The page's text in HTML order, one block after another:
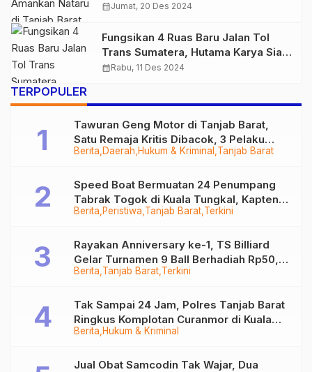
calendar_monthJumat, 20 Des 2024
Fungsikan 4 Ruas Baru Jalan Tol
Trans Sumatera, Hutama Karya Siap
Dukung Kelancaran Natal 2024 dan
calendar_monthRabu, 11 Des 2024
TERPOPULER
Berita Daerah Hukum & Kriminal Tanjab Barat
Tawuran Geng Motor di Tanjab Barat,
Satu Remaja Kritis Dibacok, 3 Pelaku
Ditangkap
Berita Peristiwa Tanjab Barat Terkini
Speed Boat Bermuatan 24 Penumpang
Tabrak Togok di Kuala Tungkal, Kapten
Sempat Hilang
Berita Tanjab Barat Terkini
Rayakan Anniversary ke-1, TS Billiard
Gelar Turnamen 9 Ball Berhadiah Rp50,8
Juta
Berita Hukum & Kriminal
Tak Sampai 24 Jam, Polres Tanjab Barat
Ringkus Komplotan Curanmor di Kuala
Tungkal
Jual Obat Samcodin Tak Wajar, Dua